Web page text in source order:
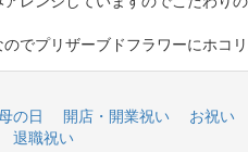
でプリザーブドフラワーにホコ
の日 開店・開業祝い お祝い
退職祝い